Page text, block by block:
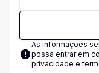
As informações
possa entrar em
privacidade e